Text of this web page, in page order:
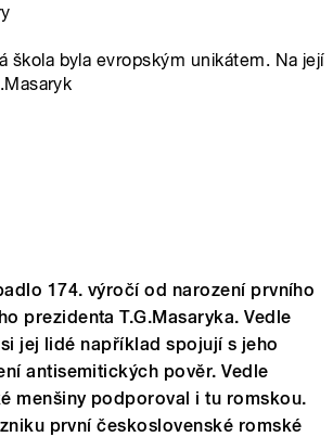
škola byla evropským unikátem. Na její
174. výročí od narození prvního
prezidenta T.G.Masaryka. Vedle
jej lidé například spojují s jeho
antisemitických pověr. Vedle
menšiny podporoval i tu romskou.
první československé romské